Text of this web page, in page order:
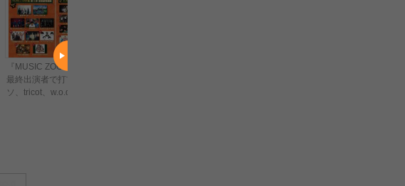
『MUSIC ZOO WORLD』
最終出演者で打首、キュウ
ソ、tricot、w.o.d.ら17組発